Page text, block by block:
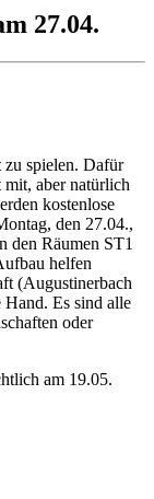
27.04.
zu spielen. Dafür
aber natürlich
kostenlose
den 27.04.,
den Räumen ST1
helfen
(Augustinerbach
Hand. Es sind alle
oder
am 19.05.